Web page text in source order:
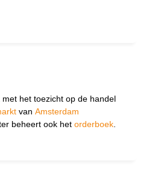
het toezicht op de handel
van Amsterdam
beheert ook het orderboek